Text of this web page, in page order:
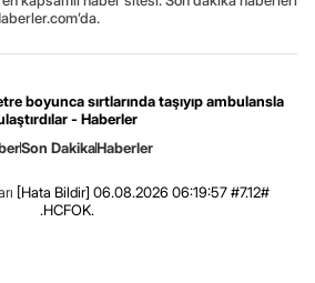
boyunca sırtlarında taşıyıp ambulansla
- Haberler
Son DakikaHaberler
[Hata Bildir] 06.08.2026 06:19:57 #7.12#
.HCFOK.